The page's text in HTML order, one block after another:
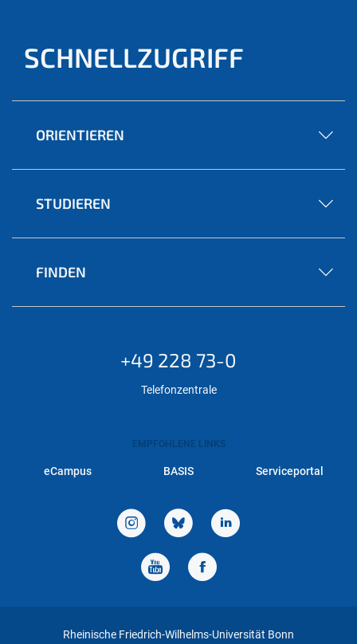
SCHNELLZUGRIFF
ORIENTIEREN
STUDIEREN
FINDEN
+49 228 73-0
Telefonzentrale
EMPFOHLENE LINKS
eCampus BASIS Serviceportal
Rheinische Friedrich-Wilhelms-Universität Bonn